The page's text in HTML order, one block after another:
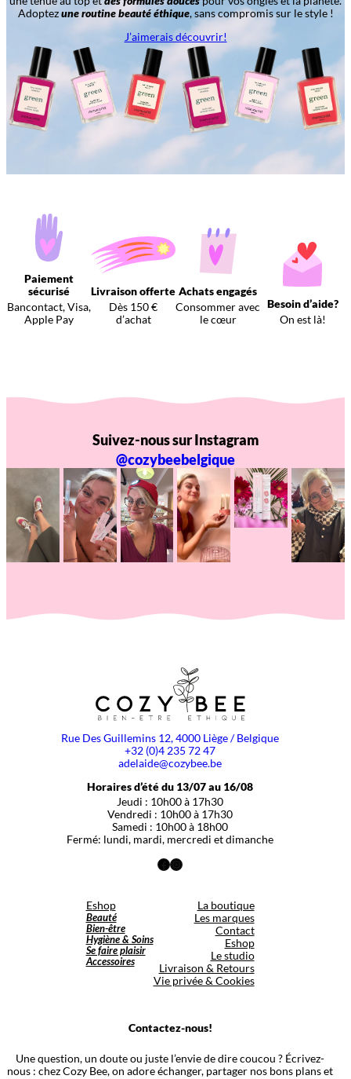
Adoptezune routine beauté éthique, sans compromis sur le style !
J’aimerais découvrir!
Paiement
sécurisé
Bancontact, Visa,
Apple Pay
Livraison offerte
Dès 150 €
d’achat
Achats engagés
Consommer avec
le cœur
Besoin d’aide?
On est là!
Suivez-nous sur Instagram
@cozybeebelgique
Rue Des Guillemins 12, 4000 Liège / Belgique
+32 (0)4 235 72 47
adelaide@cozybee.be
Horaires d’été du 13/07 au 16/08
Jeudi : 10h00 à 17h30
Vendredi : 10h00 à 17h30
Samedi : 10h00 à 18h00
Fermé: lundi, mardi, mercredi et dimanche
Facebook
Instagram
Eshop
Beauté
Bien-être
Hygiène & Soins
Se faire plaisir
Accessoires
La boutique
Les marques
Contact
Eshop
Le studio
Livraison & Retours
Vie privée & Cookies
Contactez-nous!
Une question, un doute ou juste l’envie de dire coucou ? Écrivez-
nous : chez Cozy Bee, on adore échanger, partager nos bons plans et